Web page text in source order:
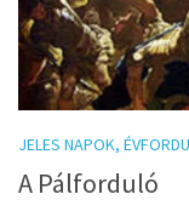
JELES NAPOK,
A Pálforduló